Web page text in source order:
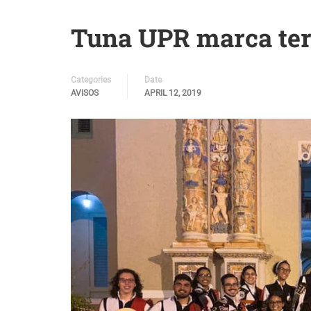
Tuna UPR marca
Categories
AVISOS
Date
APRIL 12, 2019